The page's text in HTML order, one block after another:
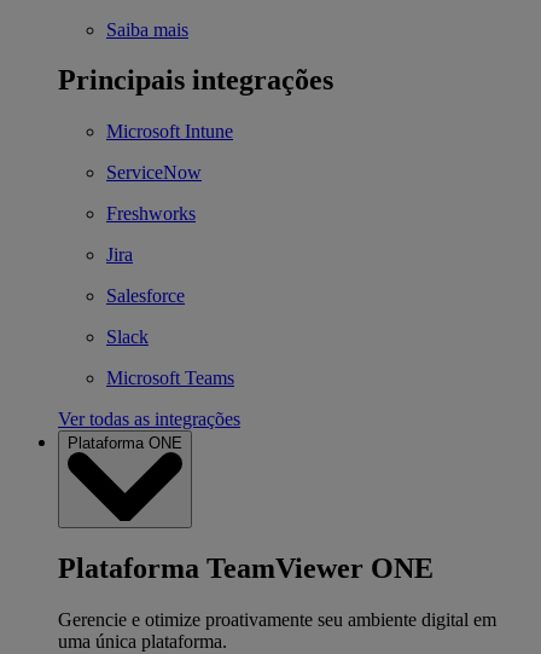
Saiba mais
Principais integrações
Microsoft Intune
ServiceNow
Freshworks
Jira
Salesforce
Slack
Microsoft Teams
Ver todas as integrações
Plataforma ONE
Plataforma TeamViewer ONE
Gerencie e otimize proativamente seu ambiente digital em
uma única plataforma.